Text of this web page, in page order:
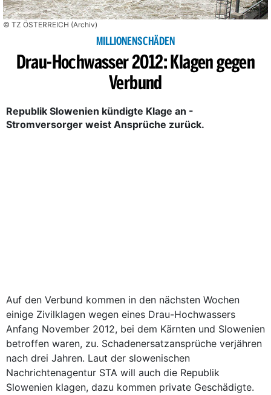
© TZ ÖSTERREICH (Archiv)
MILLIONENSCHÄDEN
Drau-Hochwasser 2012: Klagen gegen
Verbund
Republik Slowenien kündigte Klage an -
Stromversorger weist Ansprüche zurück.
Auf den Verbund kommen in den nächsten Wochen
einige Zivilklagen wegen eines Drau-Hochwassers
Anfang November 2012, bei dem Kärnten und Slowenien
betroffen waren, zu. Schadenersatzansprüche verjähren
nach drei Jahren. Laut der slowenischen
Nachrichtenagentur STA will auch die Republik
Slowenien klagen, dazu kommen private Geschädigte.